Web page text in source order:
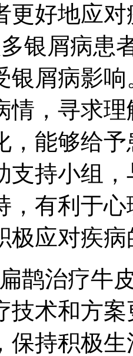
更好地应
银屑病患
银屑病影
情，寻求
，能够给
支持小组
，有利于
极应对疾
鹊治疗牛
技术和方
保持积极